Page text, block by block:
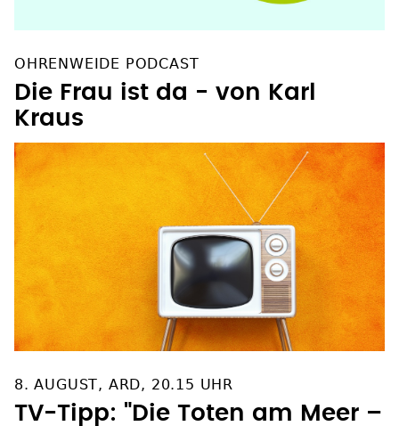
OHRENWEIDE PODCAST
Die Frau ist da - von Karl
Kraus
8. AUGUST, ARD, 20.15 UHR
TV-Tipp: "Die Toten am Meer –